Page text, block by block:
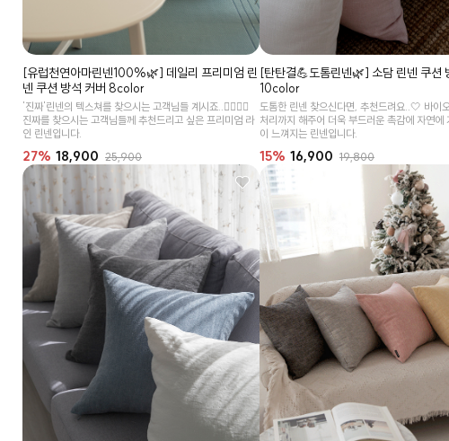
[유럽천연아마린넨100%🌿] 데일리 프리미엄 린
넨 쿠션 방석 커버 8color
'진짜'린넨의 텍스쳐를 찾으시는 고객님들 계시죠..👉🏻👈🏻
진짜를 찾으시는 고객님들께 추천드리고 싶은 프리미엄 라
인 린넨입니다.
27% 18,900 25,900
[탄탄결💪도톰린넨🌿] 소담 린넨 쿠션
10color
도톰한 린넨 찾으신다면, 추천드려요..🤍 바이
처리까지 해주어 더욱 부드러운 촉감에 자연에
이 느껴지는 린넨입니다.
15% 16,900 19,800